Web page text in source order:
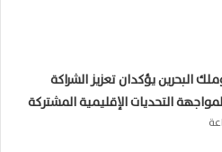
البحرين يؤكدان تعزيز الشراكة
التحديات الإقليمية المشتركة